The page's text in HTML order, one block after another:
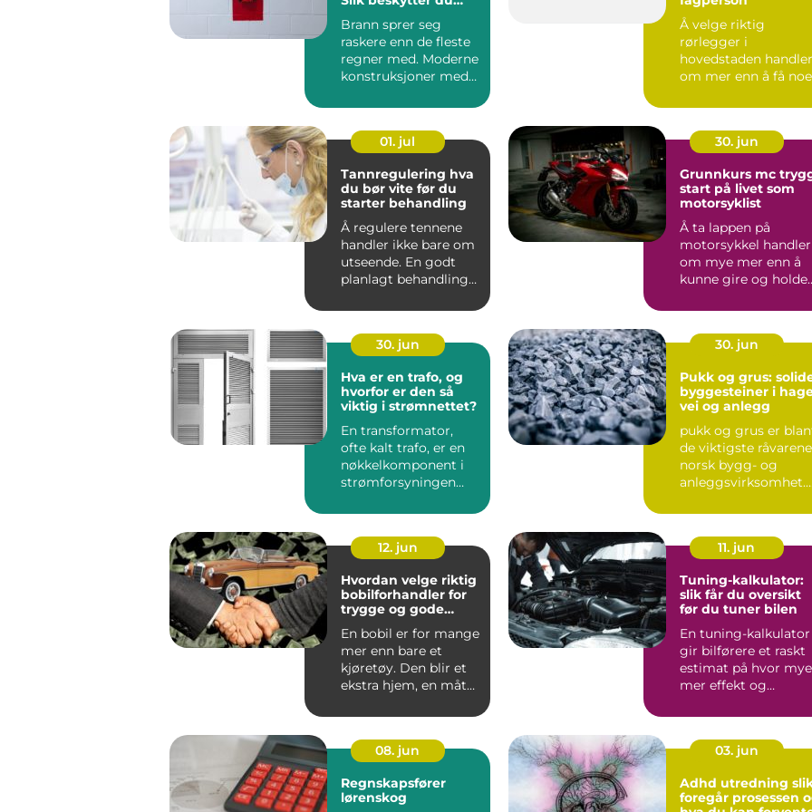
Brann sprer seg
raskere enn de fleste
regner med. Moderne
konstruksjoner med
elekt...
Å velge riktig
rørlegger i
hovedstaden handler
om mer enn å få
Vann- o...
01. jul
Tannregulering hva
du bør vite før du
starter behandling
Å regulere tennene
handler ikke bare om
utseende. En godt
planlagt behandling
...
30. jun
Grunnkurs mc trygg
start på livet som
motorsyklist
Å ta lappen på
motorsykkel handler
om mye mer enn å
kunne gire og holde
motorsyklist er...
30. jun
Hva er en trafo, og
hvorfor er den så
viktig i strømnettet?
En transformator,
ofte kalt trafo, er en
nøkkelkomponent i
strømforsyningen
enest...
30. jun
Pukk og grus:
byggesteiner i
vei og anlegg
pukk og grus er
de viktigste
norsk bygg- og
anleggsvirksomhet.
12. jun
Hvordan velge riktig
bobilforhandler for
trygge og gode
En bobil er for mange
mer enn bare et
kjøretøy. Den blir et
ekstra hjem, en måte
11. jun
Tuning-kalkulator:
slik får du oversikt
før du tuner bilen
En tuning-kalkulator
gir bilførere et raskt
estimat på hvor mye
mer effekt og
hen...
08. jun
Regnskapsfører
lørenskog
03. jun
Adhd utredning slik
foregår prosessen